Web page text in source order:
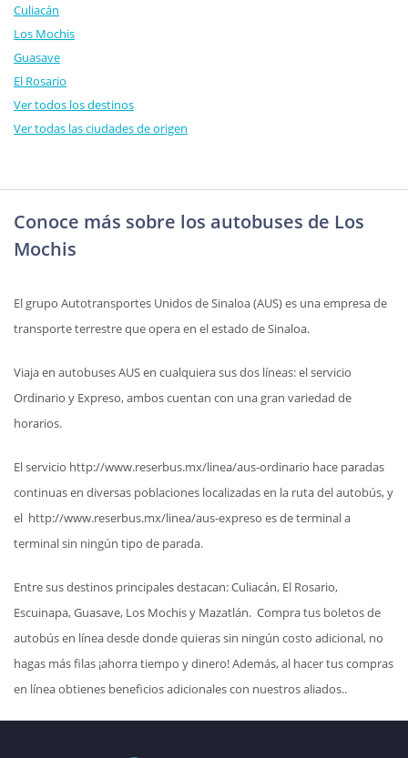
Culiacán
Los Mochis
Guasave
El Rosario
Ver todos los destinos
Ver todas las ciudades de origen
Conoce más sobre los autobuses de Los
Mochis
El grupo Autotransportes Unidos de Sinaloa (AUS) es una empresa de
transporte terrestre que opera en el estado de Sinaloa.
Viaja en autobuses AUS en cualquiera sus dos líneas: el servicio
Ordinario y Expreso, ambos cuentan con una gran variedad de
horarios.
El servicio http://www.reserbus.mx/linea/aus-ordinario hace paradas
continuas en diversas poblaciones localizadas en la ruta del autobús, y
el http://www.reserbus.mx/linea/aus-expreso es de terminal a
terminal sin ningún tipo de parada.
Entre sus destinos principales destacan: Culiacán, El Rosario,
Escuinapa, Guasave, Los Mochis y Mazatlán. Compra tus boletos de
autobús en línea desde donde quieras sin ningún costo adicional, no
hagas más filas ¡ahorra tiempo y dinero! Además, al hacer tus compras
en línea obtienes beneficios adicionales con nuestros aliados..